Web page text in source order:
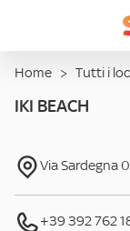
Home > Tutti i
IKI BEACH
Via Sardegna
+39 392 762